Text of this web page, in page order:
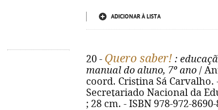
ADICIONAR À LISTA
20 - Quero saber! :
manual do aluno, 7º ano /
coord. Cristina Sá Carvalho.
Secretariado Nacional da
; 28 cm. - ISBN 978-972-